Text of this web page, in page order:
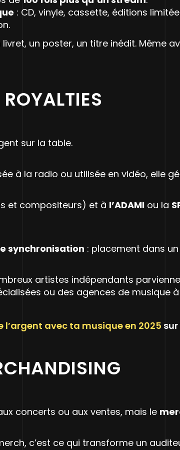
: CD, vinyle, cassette, éditions
un poster, un titre inédit. Même
sur la table.
à la radio ou utilisée en vidéo, elle
et compositeurs) et à l’ADAMI ou la
synchronisation : placement dans
artistes indépendants
ou des agences de musique à
l’argent avec ta musique en 2025 sur
concerts ou aux ventes, mais le
c’est ce qui transforme un